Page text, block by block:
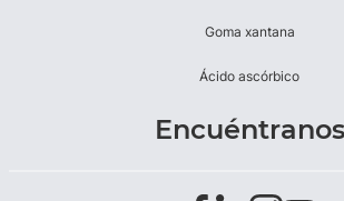
Goma xantana
Ácido ascórbico
Encuéntranos